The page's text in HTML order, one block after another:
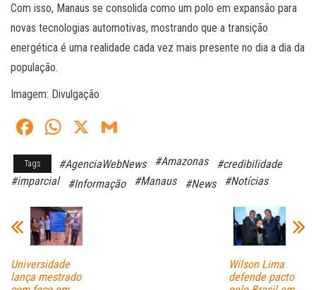
Com isso, Manaus se consolida como um polo em expansão para
novas tecnologias automotivas, mostrando que a transição
energética é uma realidade cada vez mais presente no dia a dia da
população.
Imagem: Divulgação
Fa
ce
bo
W
ts
A
pp
X
ail
Tags #AgenciaWebNews #Amazonas
#credibilidade
#imparcial
#Informação #Manaus #News #Notícias
Universidade
lança mestrado
Wilson Lima
defende pacto